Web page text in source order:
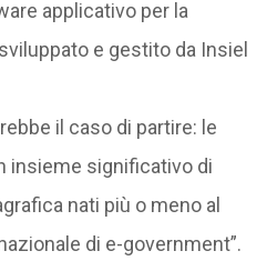
applicativo per la
e gestito da Insiel
il caso di partire: le
insieme significativo di
nati più o meno al
di e-government”.